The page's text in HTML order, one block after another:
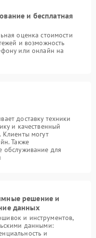
и бесплатная
оценка стоимости
и возможность
или онлайн на
доставку техники
и качественный
Клиенты могут
Также
обслуживание для
решение и
данных
и инструментов,
данными:
и